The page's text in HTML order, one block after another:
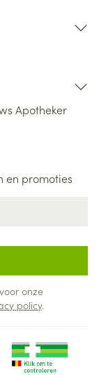
Apotheker
en promoties
onze
policy.